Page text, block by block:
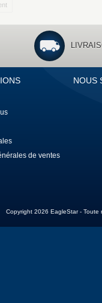
de ventes
NOUS
Copyright 2026 EagleStar -